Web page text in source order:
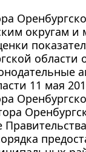
округам
области
11 мая